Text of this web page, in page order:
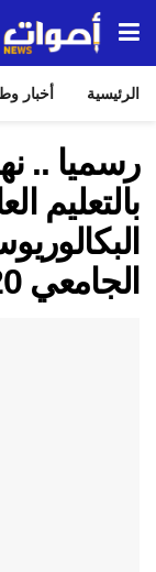
الرئيسية أخبار
رسميا ..
بالتعليم
الجامعي 2020